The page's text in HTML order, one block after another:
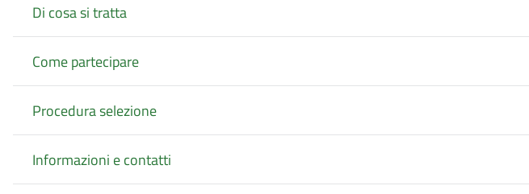
Di cosa si tratta
Come partecipare
Procedura selezione
Informazioni e contatti